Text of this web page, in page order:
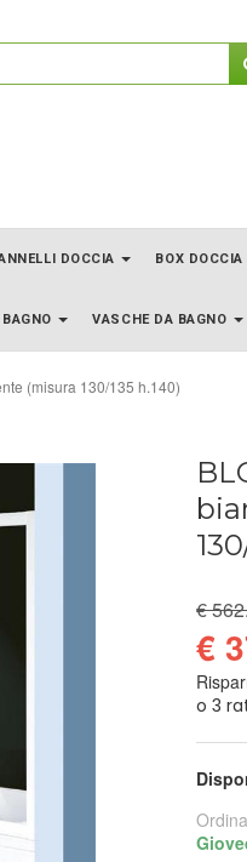
DOCCIA BOX DOCCIA
VASCHE DA BAGNO
(misura 130/135 h.140)
€
€